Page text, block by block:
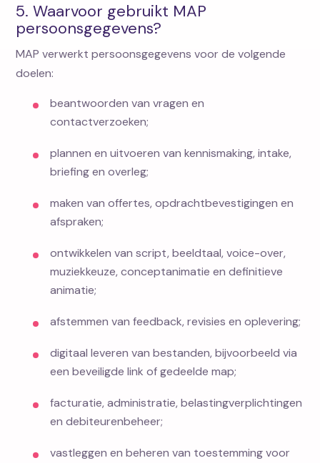
5. Waarvoor gebruikt MAP
persoonsgegevens?
MAP verwerkt persoonsgegevens voor de volgende
doelen:
beantwoorden van vragen en
contactverzoeken;
plannen en uitvoeren van kennismaking, intake,
briefing en overleg;
maken van offertes, opdrachtbevestigingen en
afspraken;
ontwikkelen van script, beeldtaal, voice-over,
muziekkeuze, conceptanimatie en definitieve
animatie;
afstemmen van feedback, revisies en oplevering;
digitaal leveren van bestanden, bijvoorbeeld via
een beveiligde link of gedeelde map;
facturatie, administratie, belastingverplichtingen
en debiteurenbeheer;
vastleggen en beheren van toestemming voor